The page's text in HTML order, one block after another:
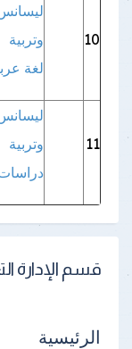
10
لغة
11
قسم الإدارة
الرئيسية